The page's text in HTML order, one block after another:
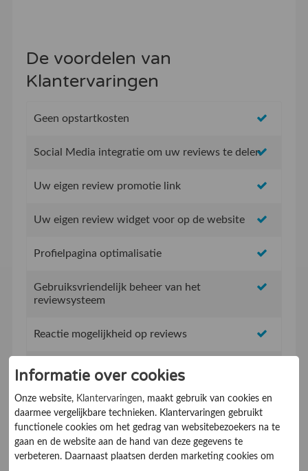
De voordelen van
Klantervaringen
Geen opstartkosten
Social Media integratie om uw reviews te delen
Uw eigen review promotie link
Uw eigen review widget voor op de website
Profielpagina optimalisatie
Gebruiksvriendelijk beheer van het
reviewsysteem
Reactie mogelijkheid op reviews
Topvermeldingen op de website
SEO vriendelijk concept, beter vindbaar in
Google
Mobiel vriendelijk systeem
Informatie over cookies
Onze website, Klantervaringen, maakt gebruik van cookies en
daarmee vergelijkbare technieken. Klantervaringen gebruikt
functionele cookies om het gedrag van websitebezoekers na te
gaan en de website aan de hand van deze gegevens te
verbeteren. Daarnaast plaatsen derden marketing cookies om